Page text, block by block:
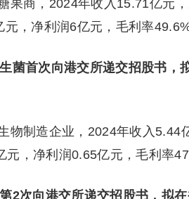
果商，2024年收入15.71亿元
，净利润6亿元，毛利率49.6%
菌首次向港交所递交招股书，
物制造企业，2024年收入5.44
，净利润0.65亿元，毛利率
2次向港交所递交招股书，拟